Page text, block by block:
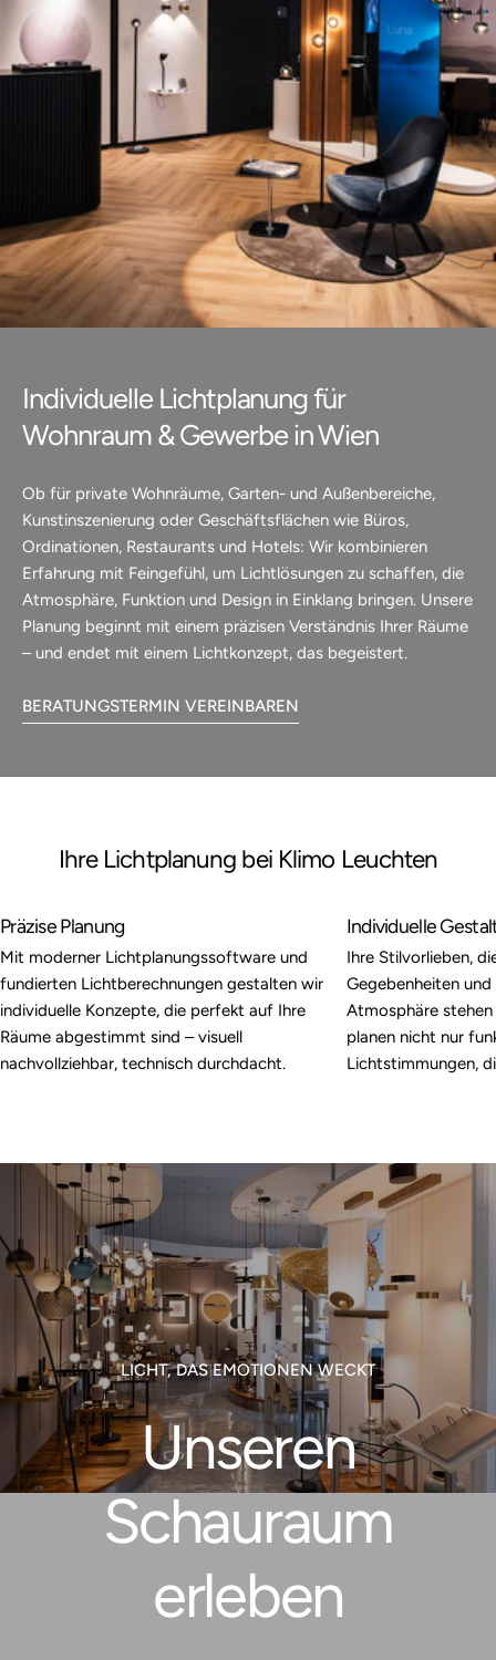
Individuelle Lichtplanung für
Wohnraum & Gewerbe in Wien
Ob für private Wohnräume, Garten- und Außenbereiche,
Kunstinszenierung oder Geschäftsflächen wie Büros,
Ordinationen, Restaurants und Hotels: Wir kombinieren
Erfahrung mit Feingefühl, um Lichtlösungen zu schaffen, die
Atmosphäre, Funktion und Design in Einklang bringen. Unsere
Planung beginnt mit einem präzisen Verständnis Ihrer Räume
– und endet mit einem Lichtkonzept, das begeistert.
BERATUNGSTERMIN VEREINBAREN
Ihre Lichtplanung bei Klimo Leuchten
Präzise Planung
Mit moderner Lichtplanungssoftware und
fundierten Lichtberechnungen gestalten wir
individuelle Konzepte, die perfekt auf Ihre
Räume abgestimmt sind – visuell
nachvollziehbar, technisch durchdacht.
Individuelle
Ihre Stilvorlieben,
Gegebenheiten
Atmosphäre
planen nicht nur
Lichtstimmungen,
LICHT, DAS EMOTIONEN WECKT
Unseren
Schauraum
erleben